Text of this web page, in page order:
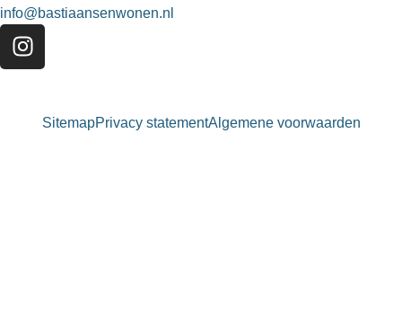
info@bastiaansenwonen.nl
SitemapPrivacy statementAlgemene voorwaarden